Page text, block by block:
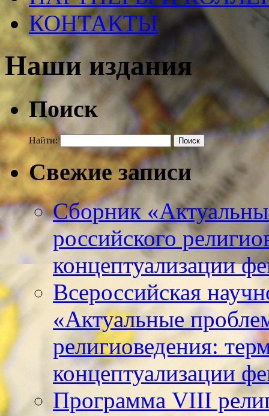
КОНТАКТЫ
Наши издания
Поиск
Найти:
Свежие записи
Сборник
российского
концептуализации
Всероссийская
«Актуальные
религиоведения:
концептуализации
Программа VIII